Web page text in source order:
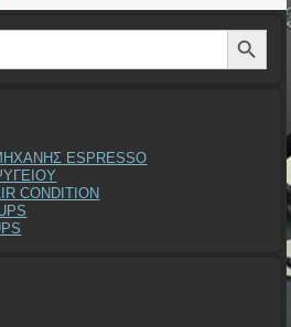
Search Button
ESPRESSO
CONDITION